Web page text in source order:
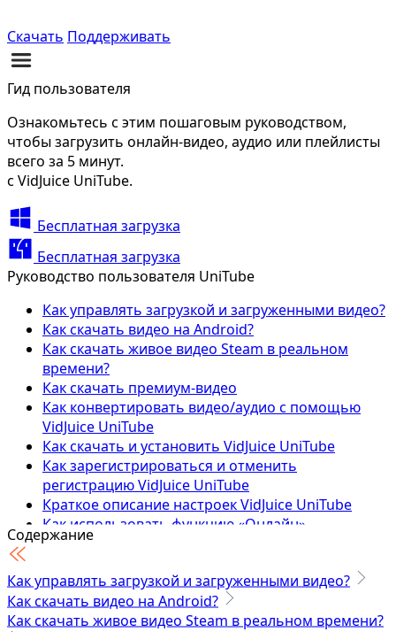
Скачать Поддерживать
Гид пользователя
Ознакомьтесь с этим пошаговым руководством,
чтобы загрузить онлайн-видео, аудио или плейлисты
всего за 5 минут.
с VidJuice UniTube.
Бесплатная загрузка
Бесплатная загрузка
Руководство пользователя UniTube
Как управлять загрузкой и загруженными видео?
Как скачать видео на Android?
Как скачать живое видео Steam в реальном
времени?
Как скачать премиум-видео
Как конвертировать видео/аудио с помощью
VidJuice UniTube
Как скачать и установить VidJuice UniTube
Как зарегистрироваться и отменить
регистрацию VidJuice UniTube
Краткое описание настроек VidJuice UniTube
Как использовать функцию «Онлайн»
Как скачать онлайн-видео
Как скачать канал Youtube
Как скачать частные видео с Facebook
Как скачать онлайн-видео в MP3
Содержание
Как управлять загрузкой и загруженными видео?
Как скачать видео на Android?
Как скачать живое видео Steam в реальном времени?